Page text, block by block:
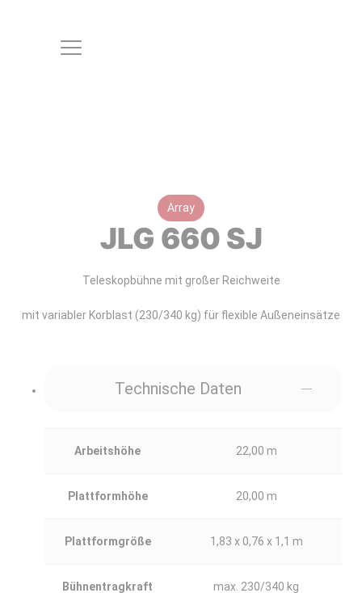
Array
JLG 660 SJ
Teleskopbühne mit großer Reichweite
mit variabler Korblast (230/340 kg) für flexible Außeneinsätze
Technische Daten
Arbeitshöhe 22,00 m
Plattformhöhe 20,00 m
Plattformgröße 1,83 x 0,76 x 1,1 m
Bühnentragkraft max. 230/340 kg